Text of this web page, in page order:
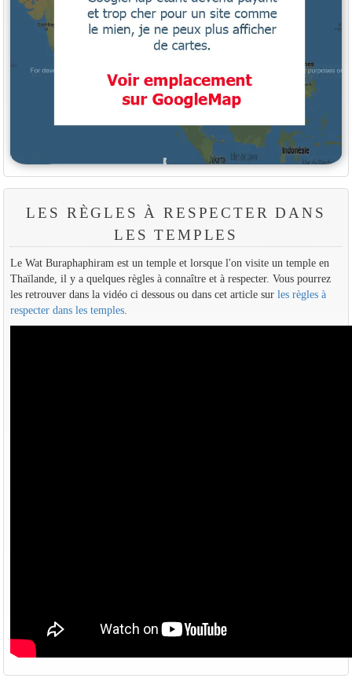
LES RÈGLES À RESPECTER DANS
LES TEMPLES
Le Wat Buraphaphiram est un temple et lorsque l'on visite un temple en
Thaïlande, il y a quelques règles à connaître et à respecter. Vous pourrez
les retrouver dans la vidéo ci dessous ou dans cet article sur les règles à
respecter dans les temples.